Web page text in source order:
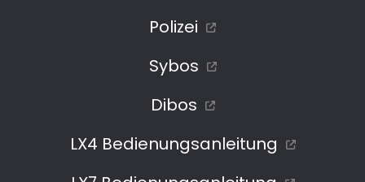
Polizei
Sybos
Dibos
LX4 Bedienungsanleitung